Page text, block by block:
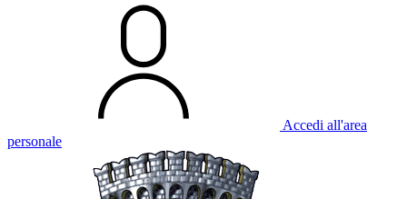
Accedi all'area
personale